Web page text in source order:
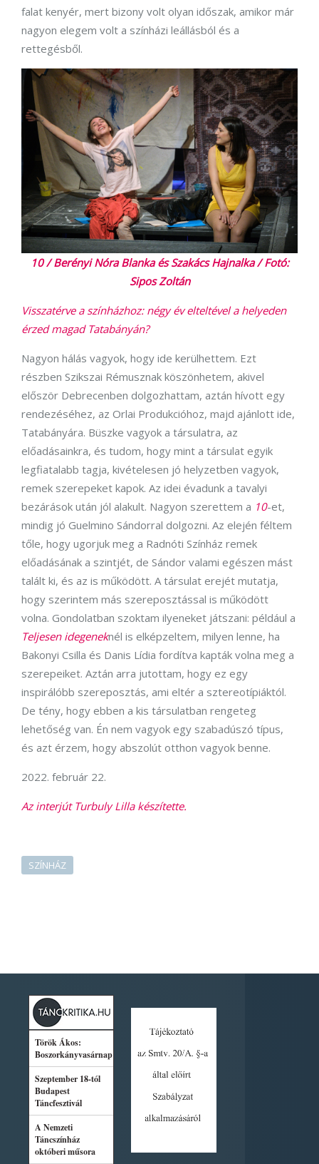
falat kenyér, mert bizony volt olyan időszak, amikor már
nagyon elegem volt a színházi leállásból és a
rettegésből.
10 / Berényi Nóra Blanka és Szakács Hajnalka / Fotó:
Sipos Zoltán
Visszatérve a színházhoz: négy év elteltével a helyeden
érzed magad Tatabányán?
Nagyon hálás vagyok, hogy ide kerülhettem. Ezt
részben Szikszai Rémusznak köszönhetem, akivel
először Debrecenben dolgozhattam, aztán hívott egy
rendezéséhez, az Orlai Produkcióhoz, majd ajánlott ide,
Tatabányára. Büszke vagyok a társulatra, az
előadásainkra, és tudom, hogy mint a társulat egyik
legfiatalabb tagja, kivételesen jó helyzetben vagyok,
remek szerepeket kapok. Az idei évadunk a tavalyi
bezárások után jól alakult. Nagyon szerettem a 10-et,
mindig jó Guelmino Sándorral dolgozni. Az elején féltem
tőle, hogy ugorjuk meg a Radnóti Színház remek
előadásának a szintjét, de Sándor valami egészen mást
talált ki, és az is működött. A társulat erejét mutatja,
hogy szerintem más szereposztással is működött
volna. Gondolatban szoktam ilyeneket játszani: például a
Teljesen idegeneknél is elképzeltem, milyen lenne, ha
Bakonyi Csilla és Danis Lídia fordítva kapták volna meg a
szerepeiket. Aztán arra jutottam, hogy ez egy
inspirálóbb szereposztás, ami eltér a sztereotípiáktól.
De tény, hogy ebben a kis társulatban rengeteg
lehetőség van. Én nem vagyok egy szabadúszó típus,
és azt érzem, hogy abszolút otthon vagyok benne.
2022. február 22.
Az interjút Turbuly Lilla készítette.
SZÍNHÁZ